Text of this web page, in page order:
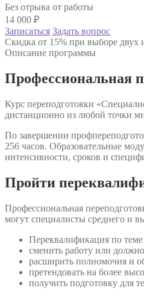
Без отрыва от работы
14 000 ₽
Записаться Задать вопрос
Скидка от 15% при выборе двух
Описание программы
Профессиональная
Курс переподготовки
дистанционно из любой точки
По завершении
256 часов. Образовательные
интенсивности, сроков и
Пройти
Профессиональная
могут специалисты среднего и
Переквалификация по
сменить работу или
расширить полномочия и
претендовать на более
получить подготовку для